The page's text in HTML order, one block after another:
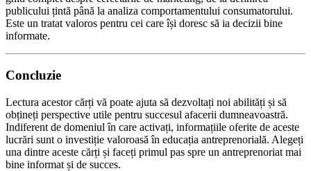
publicului țintă până la analiza comportamentului consumatorului.
Este un tratat valoros pentru cei care își doresc să ia decizii bine
informate.
Concluzie
Lectura acestor cărți vă poate ajuta să dezvoltați noi abilități și să
obțineți perspective utile pentru succesul afacerii dumneavoastră.
Indiferent de domeniul în care activați, informațiile oferite de aceste
lucrări sunt o investiție valoroasă în educația antreprenorială. Alegeți
una dintre aceste cărți și faceți primul pas spre un antreprenoriat mai
bine informat și de succes.